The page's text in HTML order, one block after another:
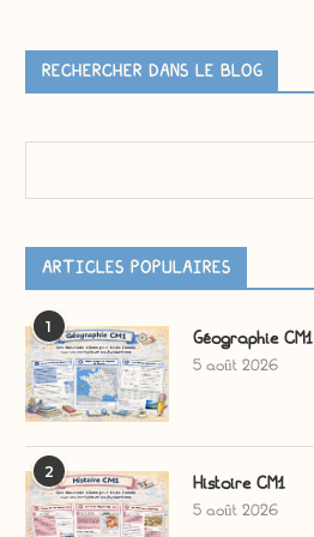
RECHERCHER DANS LE BLOG
ARTICLES POPULAIRES
1
Géographie CM1
5 août 2026
2
Histoire CM1
5 août 2026